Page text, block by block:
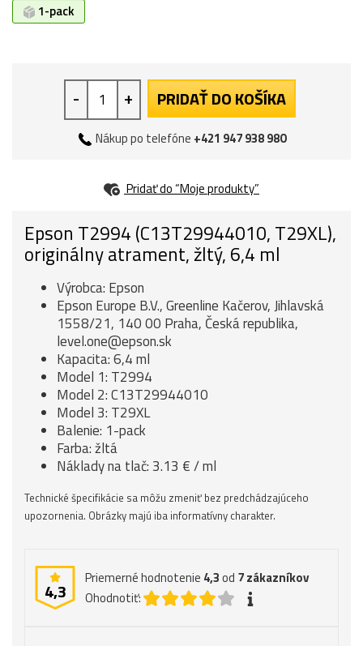
1-pack
- + PRIDAŤ DO KOŠÍKA
Nákup po telefóne +421 947 938 980
Pridať do “Moje produkty”
Epson T2994 (C13T29944010, T29XL),
originálny atrament, žltý, 6,4 ml
Výrobca: Epson
Epson Europe B.V., Greenline Kačerov, Jihlavská
1558/21, 140 00 Praha, Česká republika,
level.one@epson.sk
Kapacita: 6,4 ml
Model 1: T2994
Model 2: C13T29944010
Model 3: T29XL
Balenie: 1-pack
Farba: žltá
Náklady na tlač: 3.13 € / ml
Technické špecifikácie sa môžu zmeniť bez predchádzajúceho
upozornenia. Obrázky majú iba informatívny charakter.
4,3
Priemerné hodnotenie 4,3od 7zákazníkov
Ohodnotiť: